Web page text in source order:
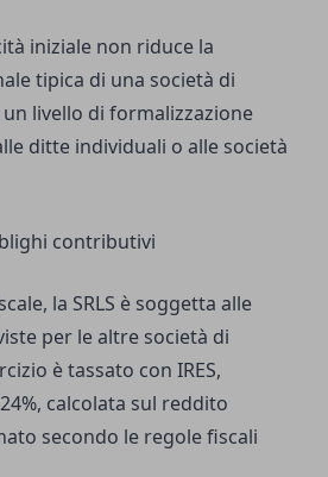
iniziale non riduce la
tipica di una società di
livello di formalizzazione
ditte individuali o alle società
contributivi
la SRLS è soggetta alle
per le altre società di
è tassato con IRES,
calcolata sul reddito
secondo le regole fiscali